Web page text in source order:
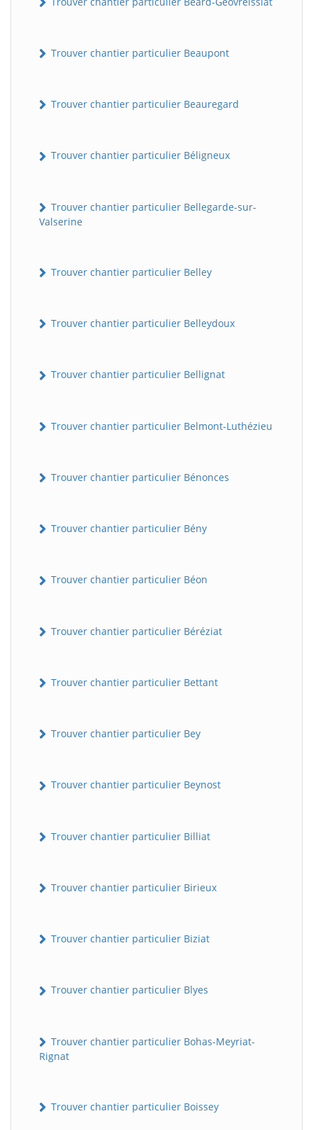
Trouver chantier particulier Beaupont
Trouver chantier particulier Beauregard
Trouver chantier particulier Béligneux
Trouver chantier particulier Bellegarde-sur-
Valserine
Trouver chantier particulier Belley
Trouver chantier particulier Belleydoux
Trouver chantier particulier Bellignat
Trouver chantier particulier Belmont-Luthézieu
Trouver chantier particulier Bénonces
Trouver chantier particulier Bény
Trouver chantier particulier Béon
Trouver chantier particulier Béréziat
Trouver chantier particulier Bettant
Trouver chantier particulier Bey
Trouver chantier particulier Beynost
Trouver chantier particulier Billiat
Trouver chantier particulier Birieux
Trouver chantier particulier Biziat
Trouver chantier particulier Blyes
Trouver chantier particulier Bohas-Meyriat-
Rignat
Trouver chantier particulier Boissey